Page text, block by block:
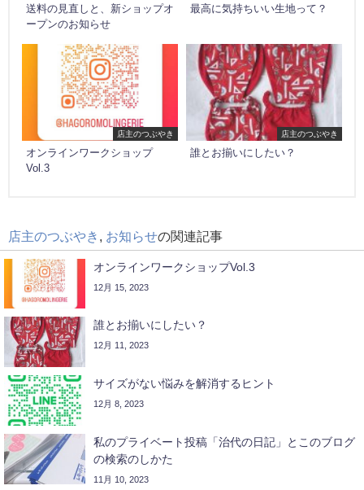
送料の見直しと、新ショップオ
ープンのお知らせ
最高に気持ちいい生地って？
店主のつぶやき
オンラインワークショップ
Vol.3
店主のつぶやき
誰とお揃いにしたい？
店主のつぶやき お知らせの関連記事
オンラインワークショップVol.3
12月 15, 2023
誰とお揃いにしたい？
12月 11, 2023
サイズがない悩みを解消するヒント
12月 8, 2023
私のプライベート投稿「治代の日記」とこのブログ
の検索のしかた
11月 10, 2023